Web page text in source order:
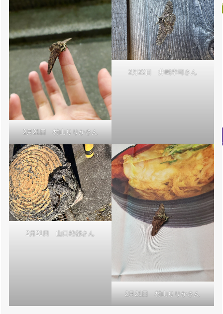
2月21日 村山りりかさん
2月22日 井嶋幸司さん
2月21日 山口雄都さん
2月21日 村山りりかさん